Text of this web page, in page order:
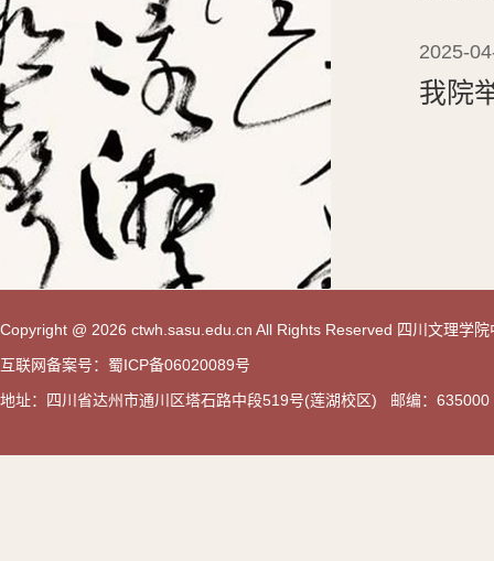
2025-
我院
Copyright @ 2026 ctwh.sasu.edu.cn All Rights Reserved 四川文理学
互联网备案号：蜀ICP备06020089号
地址：四川省达州市通川区塔石路中段519号(莲湖校区) 邮编：